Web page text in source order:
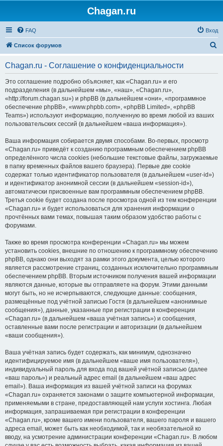
Chagan.ru
FAQ Вход
Список форумов
Chagan.ru - Соглашение о конфиденциальности
Это соглашение подробно объясняет, как «Chagan.ru» и его
подразделения (в дальнейшем «мы», «наш», «Chagan.ru»,
«http://forum.chagan.su») и phpBB (в дальнейшем «они», «программное
обеспечение phpBB», «www.phpbb.com», «phpBB Limited», «phpBB
Teams») используют информацию, полученную во время любой из ваших
пользовательских сессий (в дальнейшем «ваша информация»).
Ваша информация собирается двумя способами. Во-первых, просмотр
«Chagan.ru» приведёт к созданию программным обеспечением phpBB
определённого числа cookies (небольшие текстовые файлы, загружаемые
в папку временных файлов вашего браузера). Первые две cookie
содержат только идентификатор пользователя (в дальнейшем «user-id»)
и идентификатор анонимной сессии (в дальнейшем «session-id»),
автоматически присвоенные вам программным обеспечением phpBB.
Третья cookie будет создана после просмотра одной из тем конференции
«Chagan.ru» и будет использоваться для хранения информации о
прочтённых вами темах, повышая таким образом удобство работы с
форумами.
Также во время просмотра конференции «Chagan.ru» мы можем
установить cookies, внешние по отношению к программному обеспечению
phpBB, однако они выходят за рамки этого документа, целью которого
является рассмотрение страниц, созданных исключительно программным
обеспечением phpBB. Вторым источником получения вашей информации
являются данные, которые вы отправляете на форум. Этими данными
могут быть, но не исчерпываются, следующие данные: сообщения,
размещённые под учётной записью Гостя (в дальнейшем «анонимные
сообщения»), данные, указанные при регистрации в конференции
«Chagan.ru» (в дальнейшем «ваша учётная запись») и сообщения,
оставленные вами после регистрации и авторизации (в дальнейшем
«ваши сообщения»).
Ваша учётная запись будет содержать, как минимум, однозначно
идентифицируемое имя (в дальнейшем «ваше имя пользователя»),
индивидуальный пароль для входа под вашей учётной записью (далее
«ваш пароль») и реальный адрес email (в дальнейшем «ваш адрес
email»). Ваша информация из вашей учётной записи на форумах
«Chagan.ru» охраняется законами о защите компьютерной информации,
применяемыми в стране, предоставляющей нам услуги хостинга. Любая
информация, запрашиваемая при регистрации в конференции
«Chagan.ru», кроме вашего имени пользователя, вашего пароля и вашего
адреса email, может быть как необходимой, так и необязательной ко
вводу, на усмотрение администрации конференции «Chagan.ru». В любом